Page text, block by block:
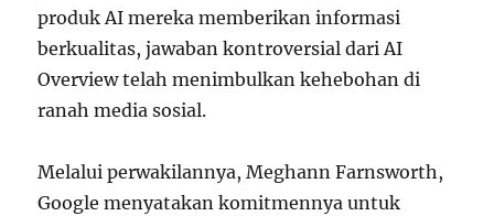
produk AI mereka memberikan informasi
berkualitas, jawaban kontroversial dari AI
Overview telah menimbulkan kehebohan di
ranah media sosial.
Melalui perwakilannya, Meghann Farnsworth,
Google menyatakan komitmennya untuk